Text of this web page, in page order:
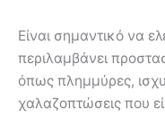
Είναι σημαντικό να
περιλαμβάνει
όπως πλημμύρες,
χαλαζοπτώσεις που